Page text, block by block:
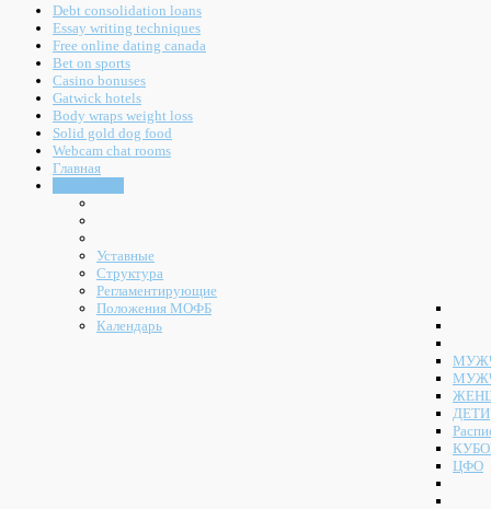
Debt consolidation loans
Essay writing techniques
Free online dating canada
Bet on sports
Casino bonuses
Gatwick hotels
Body wraps weight loss
Solid gold dog food
Webcam chat rooms
Главная
Уставные
Структура
Регламентирующие
Положения МОФБ
Календарь
ДЕТИ
ЦФО